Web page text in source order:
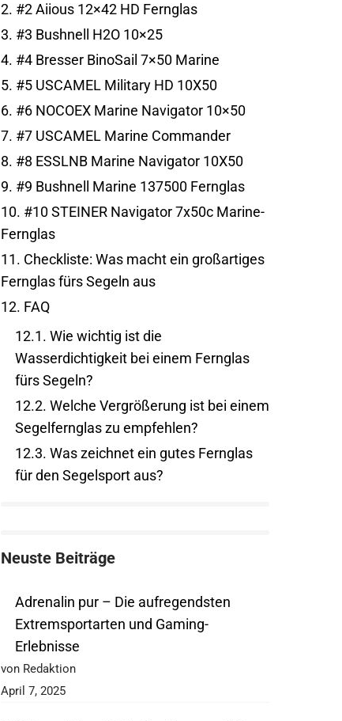
2. #2 Aiious 12×42 HD Fernglas
3. #3 Bushnell H2O 10×25
4. #4 Bresser BinoSail 7×50 Marine
5. #5 USCAMEL Military HD 10X50
6. #6 NOCOEX Marine Navigator 10×50
7. #7 USCAMEL Marine Commander
8. #8 ESSLNB Marine Navigator 10X50
9. #9 Bushnell Marine 137500 Fernglas
10. #10 STEINER Navigator 7x50c Marine-
Fernglas
11. Checkliste: Was macht ein großartiges
Fernglas fürs Segeln aus
12. FAQ
12.1. Wie wichtig ist die
Wasserdichtigkeit bei einem Fernglas
fürs Segeln?
12.2. Welche Vergrößerung ist bei einem
Segelfernglas zu empfehlen?
12.3. Was zeichnet ein gutes Fernglas
für den Segelsport aus?
Neuste Beiträge
Adrenalin pur – Die aufregendsten
Extremsportarten und Gaming-
Erlebnisse
von Redaktion
April 7, 2025